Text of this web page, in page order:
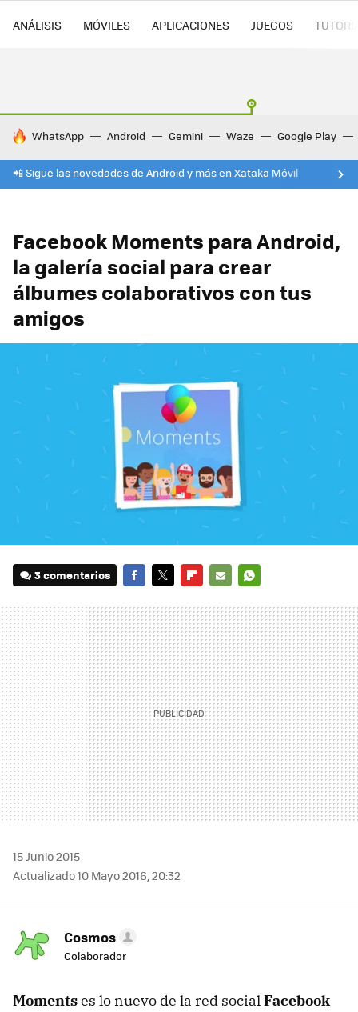
ANÁLISIS MÓVILES APLICACIONES JUEGOS
HOY SE HABLA DE
WhatsApp Android Gemini Waze Google Play
📲 Sigue las novedades de Android y más en Xataka Móvil
Facebook Moments para Android,
la galería social para crear
álbumes colaborativos con tus
amigos
3 comentarios
MAIL
15 Junio 2015
Actualizado 10 Mayo 2016, 20:32
Cosmos
Colaborador
Momentses lo nuevo de la red socialFacebook